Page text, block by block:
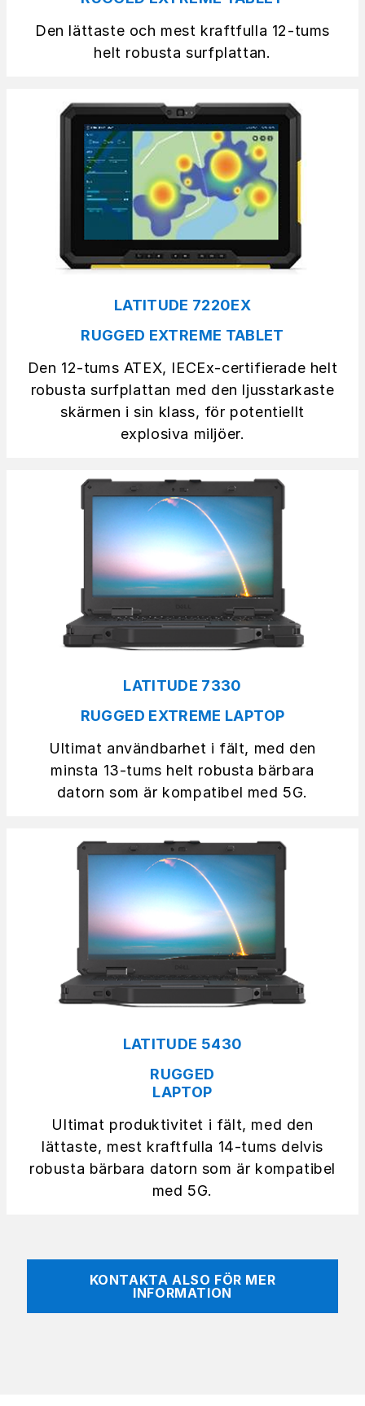
Den lättaste och mest kraftfulla 12-tums
helt robusta surfplattan.
LATITUDE 7220EX
RUGGED EXTREME TABLET
Den 12-tums ATEX, IECEx-certifierade helt
robusta surfplattan med den ljusstarkaste
skärmen i sin klass, för potentiellt
explosiva miljöer.
LATITUDE 7330
RUGGED EXTREME LAPTOP
Ultimat användbarhet i fält, med den
minsta 13-tums helt robusta bärbara
datorn som är kompatibel med 5G.
LATITUDE 5430
RUGGED
LAPTOP
Ultimat produktivitet i fält, med den
lättaste, mest kraftfulla 14-tums delvis
robusta bärbara datorn som är kompatibel
med 5G.
KONTAKTA ALSO FÖR MER
INFORMATION